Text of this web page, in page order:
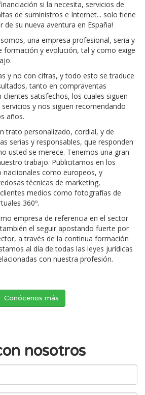
si la necesita, servicios de
de suministros e Internet... solo tiene
de su nueva aventura en España!
una empresa profesional, seria y
formación y evolución, tal y como exige
y no con cifras, y todo esto se traduce
tanto en compraventas
satisfechos, los cuales siguen
y nos siguen recomendando
años.
trato personalizado, cordial, y de
serias y responsables, que responden
usted se merece. Tenemos una gran
trabajo. Publicitamos en los
como europeos, y
técnicas de marketing,
medios como fotografías de
360º.
empresa de referencia en el sector
el seguir apostando fuerte por
a través de la continua formación
al día de todas las leyes jurídicas
con nuestra profesión.
Conócenos más
nosotros